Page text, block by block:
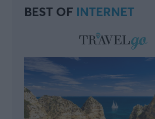
BEST OF INTERNET